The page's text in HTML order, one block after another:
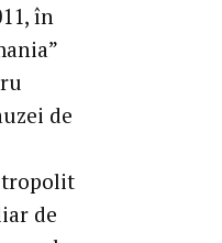
în
de
de